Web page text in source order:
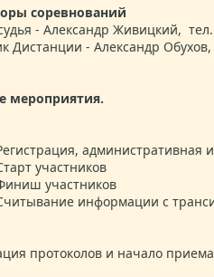
соревнований
- Александр Живицкий,
Дистанции - Александр
мероприятия.
административная
участников
участников
информации с
протоколов и начало